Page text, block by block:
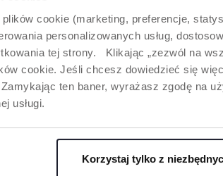
cookie (marketing, preferencje,
personalizowanych usług,
tej strony. Klikając „zezwól na
cookie. Jeśli chcesz dowiedzieć się
ten baner, wyrażasz zgodę na
usługi.
Korzystaj tylko z
CHMURKA
NASZA RADA